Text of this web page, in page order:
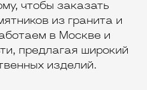
чтобы заказать
из гранита и
в Москве и
предлагая широкий
изделий.